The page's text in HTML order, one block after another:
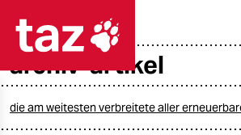
taz zahl ich
archiv-artikel
die am weitesten verbreitete aller